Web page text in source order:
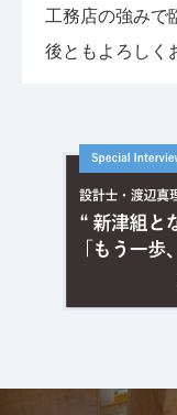
工務店の強みで
後ともよろしく